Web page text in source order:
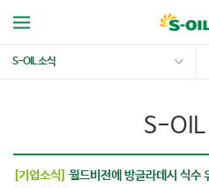
S-OIL 소식
S-OIL
[기업소식] 월드비전에 방글라데시 식수